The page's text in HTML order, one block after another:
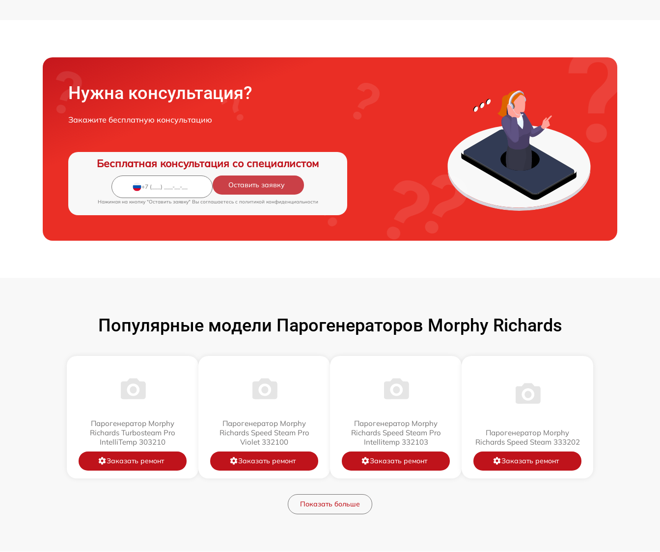
Нужна консультация?
Закажите бесплатную консультацию
Бесплатная консультация со специалистом
Оставить заявку
Нажимая на кнопку "Оставить заявку" Вы соглашаетесь c политикой конфиденциальности
Популярные модели Парогенераторов Morphy Richards
Парогенератор Morphy
Richards Turbosteam Pro
IntelliTemp 303210
Заказать ремонт
Парогенератор Morphy
Richards Speed Steam Pro
Violet 332100
Заказать ремонт
Парогенератор Morphy
Richards Speed Steam Pro
Intellitemp 332103
Заказать ремонт
Парогенератор Morphy
Richards Speed Steam 333202
Заказать ремонт
Показать больше